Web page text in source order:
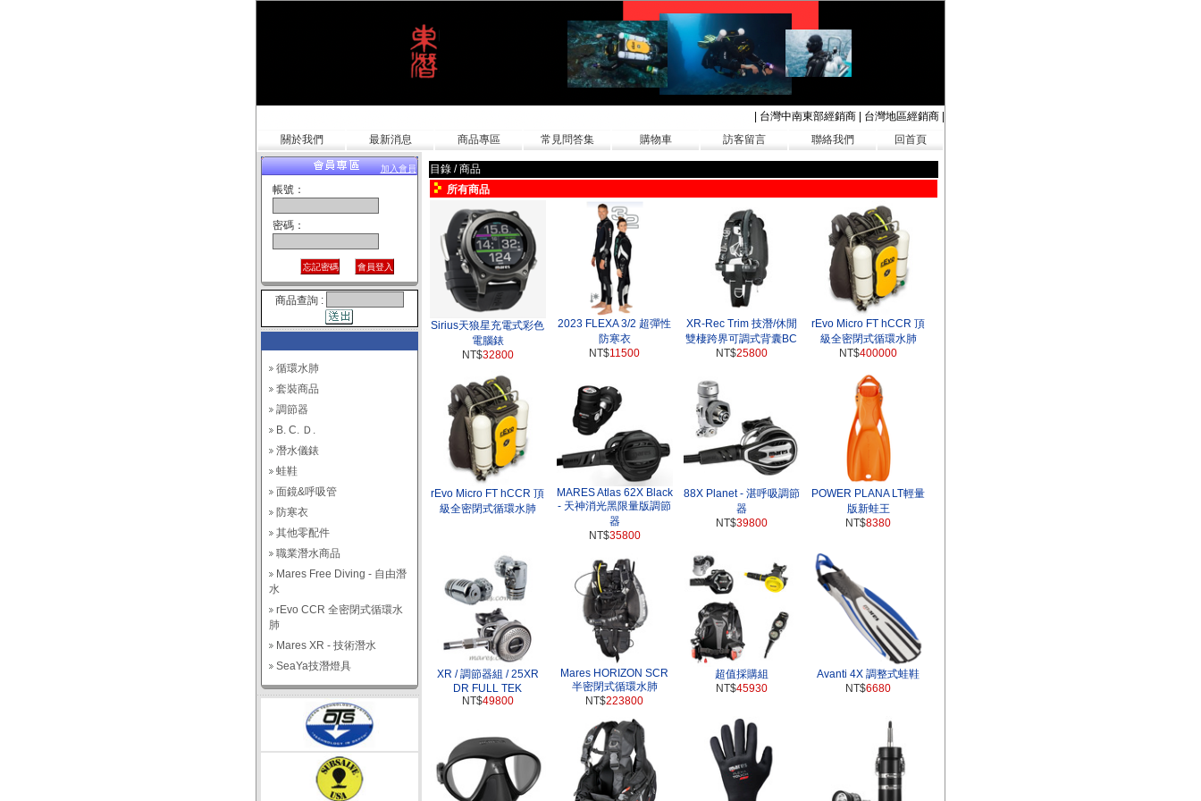
台灣中南東部經銷商 台灣地區經銷商
關於我們
最新消息 商品專區 常見問答集 購物車 訪客留言 聯絡我們 回首頁
加入會員
帳號：
密碼：
商品查詢 :
循環水肺
套裝商品
調節器
B. C. Ｄ.
潛水儀錶
蛙鞋
面鏡&呼吸管
防寒衣
其他零配件
職業潛水商品
Mares Free Diving - 自由潛
水
rEvo CCR 全密閉式循環水
肺
Mares XR - 技術潛水
SeaYa技潛燈具
目錄 / 商品
所有商品
Sirius天狼星充電式彩色
電腦錶
NT$32800
2023 FLEXA 3/2 超彈性
防寒衣
NT$11500
XR-Rec Trim 技潛/休閒
雙棲跨界可調式背囊BC
NT$25800
rEvo Micro FT hCCR 頂
級全密閉式循環水肺
NT$400000
rEvo Micro FT hCCR 頂
級全密閉式循環水肺
MARES‭ ‬Atlas 62X Black
- 天神消光黑限量版調節
器
NT$35800
88X Planet - 湛呼吸調節
器
NT$39800
POWER PLANA LT輕量
版新蛙王
NT$8380
XR / 調節器組 / 25XR
DR FULL TEK
NT$49800
Mares HORIZON SCR
半密閉式循環水肺
NT$223800
超值採購組
NT$45930
Avanti 4X 調整式蛙鞋
NT$6680